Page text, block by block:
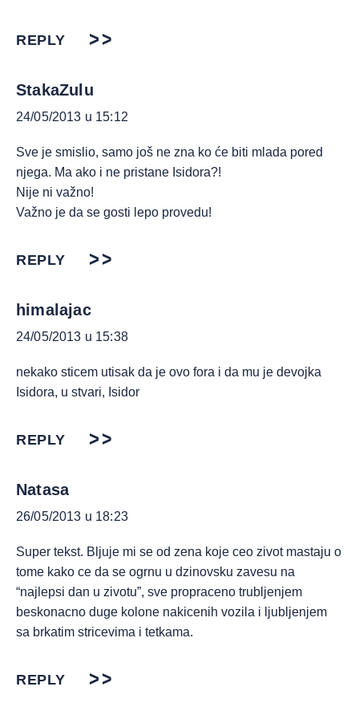
REPLY
StakaZulu
24/05/2013 u 15:12
Sve je smislio, samo još ne zna ko će biti mlada pored
njega. Ma ako i ne pristane Isidora?!
Nije ni važno!
Važno je da se gosti lepo provedu!
REPLY
himalajac
24/05/2013 u 15:38
nekako sticem utisak da je ovo fora i da mu je devojka
Isidora, u stvari, Isidor
REPLY
Natasa
26/05/2013 u 18:23
Super tekst. Bljuje mi se od zena koje ceo zivot mastaju o
tome kako ce da se ogrnu u dzinovsku zavesu na
“najlepsi dan u zivotu”, sve propraceno trubljenjem
beskonacno duge kolone nakicenih vozila i ljubljenjem
sa brkatim stricevima i tetkama.
REPLY